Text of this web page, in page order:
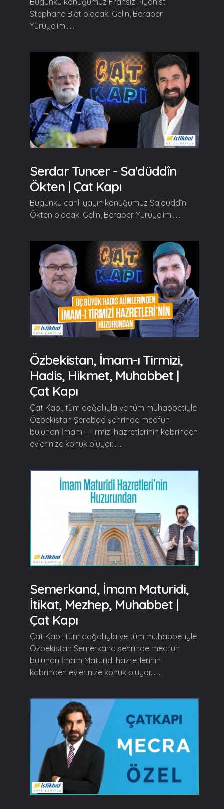
Stephane Blet olacak. Gelin, Beraber
Yürüyelim......
Serdar Tuncer - Sa'düddîn
Ökten | Çat Kapı
Bugünkü canlı yayın konuğumuz Sa'düddîn
Ökten olacak. Gelin, Beraber Yürüyelim......
Özbekistan, İmam-ı Tirmizi,
Hadis, Hikmet, Muhabbet |
Çat Kapı
Çat Kapı, tüm doğallıyla ve tüm muhabbetiyle
Özbekistan Şerabad şehrinde medfun
bulunan İmam-ı Tirmizi hazretlerinin kabrinden
evlerinize konuk oluyor... ...
Semerkand, İmam Maturidi,
İtikat, Mezhep, Muhabbet |
Çat Kapı
Çat Kapı, tüm doğallıyla ve tüm muhabbetiyle
Özbekistan Semerkand şehrinde medfun
bulunan İmam Maturidi hazretlerinin
kabrinden evlerinize konuk oluyor... ...